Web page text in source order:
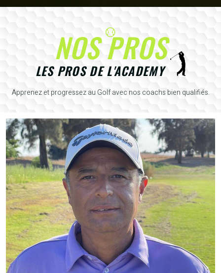
NOS PROS
LES PROS DE L'ACADEMY
Apprenez et progressez au Golf avec nos coachs bien qualifiés.